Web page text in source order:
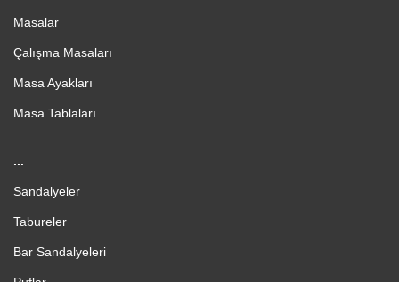
Masalar
Çalışma Masaları
Masa Ayakları
Masa Tablaları
...
Sandalyeler
Tabureler
Bar Sandalyeleri